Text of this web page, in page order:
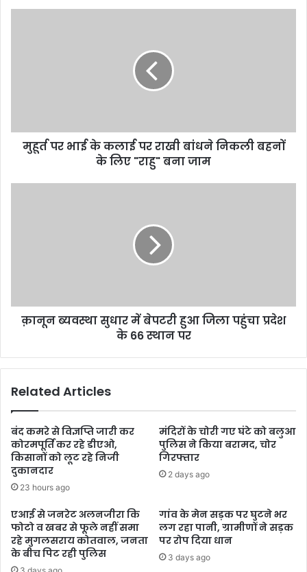
मुहूर्त पर भाई के कलाई पर राखी बांधने निकली बहनों
के लिए "राहु" बना जाम
क़ानून ब्यवस्था सुधार में बेपटरी हुआ जिला पहुंचा प्रदेश
के 66 स्थान पर
Related Articles
बंद कमरे से विज्ञप्ति जारी कर
कोरमपूर्ति कर रहे डीएओ,
किसानों को लूट रहे निजी
दुकानदार
23 hours ago
मंदिरों के चोरी गए घंटे को बलुआ
पुलिस ने किया बरामद, चोर
गिरफ्तार
2 days ago
एआई से जनरेट अलनजीरा कि
फोटो व खबर से फूले नहीं समा
रहे मुगलसराय कोतवाल, जनता
के बीच पिट रही पुलिस
गांव के मेन सड़क पर घुटने भर
लग रहा पानी, ग्रामीणों ने सड़क
पर रोप दिया धान
3 days ago